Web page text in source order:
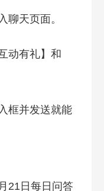
聊天页面。
动有礼】和
框并发送就能
21日每日问答